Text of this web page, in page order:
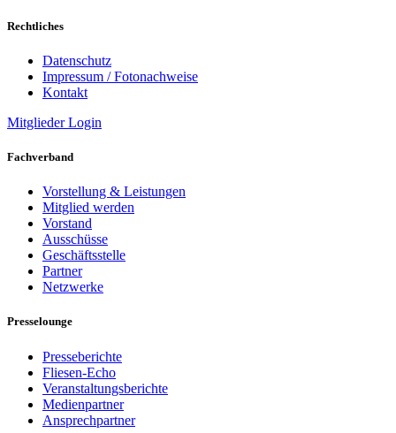
Rechtliches
Datenschutz
Impressum / Fotonachweise
Kontakt
Mitglieder Login
Fachverband
Vorstellung & Leistungen
Mitglied werden
Vorstand
Ausschüsse
Geschäftsstelle
Partner
Netzwerke
Presselounge
Presseberichte
Fliesen-Echo
Veranstaltungsberichte
Medienpartner
Ansprechpartner